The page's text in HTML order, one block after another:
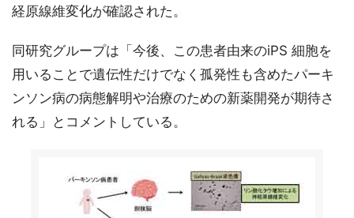
経原線維変化が確認された。
同研究グループは「今後、この患者由来のiPS 細胞を
用いることで遺伝性だけでなく孤発性も含めたパーキ
ンソン病の病態解明や治療のための新薬開発が期待さ
れる」とコメントしている。